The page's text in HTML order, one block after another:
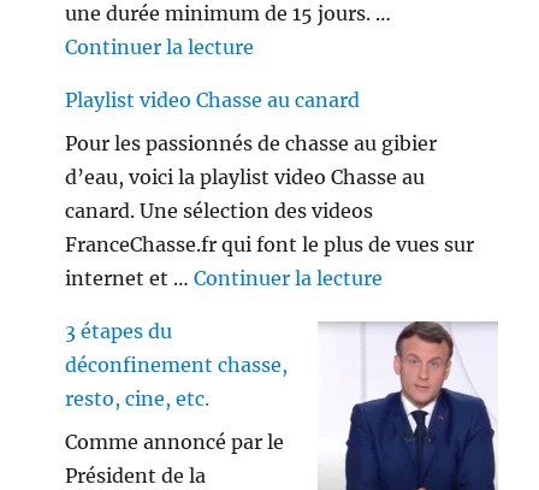
une durée minimum de 15 jours. …
Continuer la lecture
Playlist video Chasse au canard
Pour les passionnés de chasse au gibier
d’eau, voici la playlist video Chasse au
canard. Une sélection des videos
FranceChasse.fr qui font le plus de vues sur
internet et …Continuer la lecture
3 étapes du
déconfinement chasse,
resto, cine, etc.
Comme annoncé par le
Président de la